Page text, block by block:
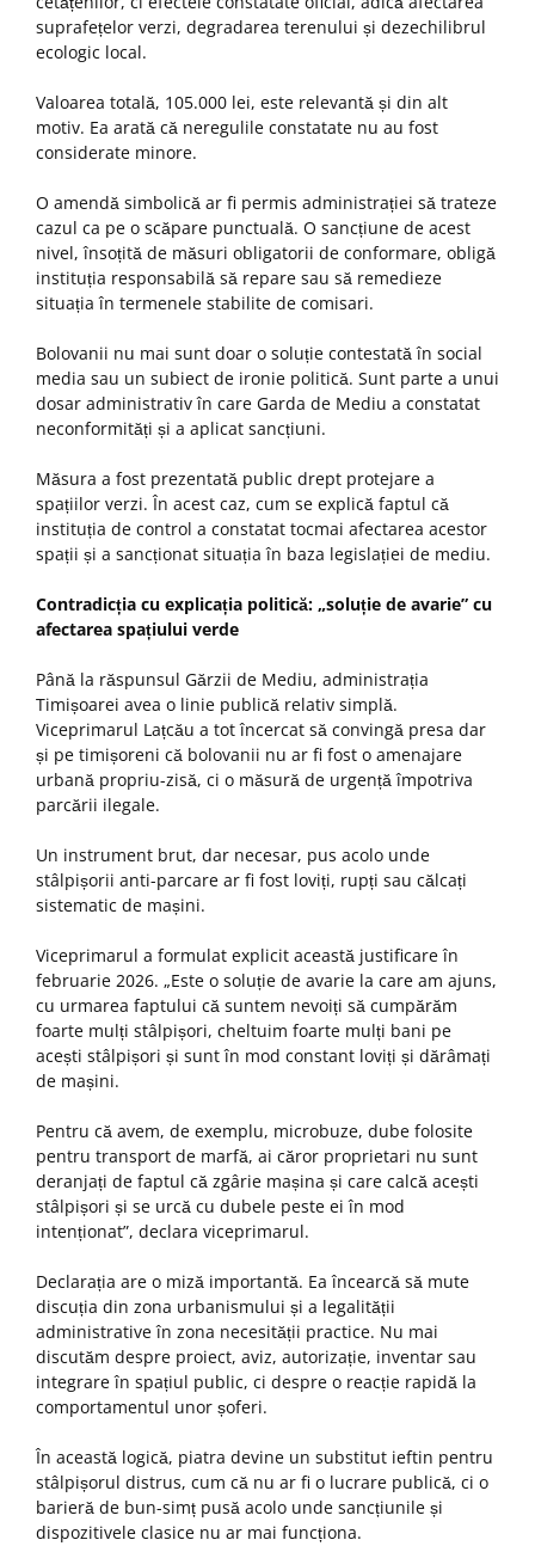
suprafețelor verzi, degradarea terenului și dezechilibrul
ecologic local.
Valoarea totală, 105.000 lei, este relevantă și din alt
motiv. Ea arată că neregulile constatate nu au fost
considerate minore.
O amendă simbolică ar fi permis administrației să trateze
cazul ca pe o scăpare punctuală. O sancțiune de acest
nivel, însoțită de măsuri obligatorii de conformare, obligă
instituția responsabilă să repare sau să remedieze
situația în termenele stabilite de comisari.
Bolovanii nu mai sunt doar o soluție contestată în social
media sau un subiect de ironie politică. Sunt parte a unui
dosar administrativ în care Garda de Mediu a constatat
neconformități și a aplicat sancțiuni.
Măsura a fost prezentată public drept protejare a
spațiilor verzi. În acest caz, cum se explică faptul că
instituția de control a constatat tocmai afectarea acestor
spații și a sancționat situația în baza legislației de mediu.
Contradicția cu explicația politică: „soluție de avarie” cu
afectarea spațiului verde
Până la răspunsul Gărzii de Mediu, administrația
Timișoarei avea o linie publică relativ simplă.
Viceprimarul Lațcău a tot încercat să convingă presa dar
și pe timișoreni că bolovanii nu ar fi fost o amenajare
urbană propriu-zisă, ci o măsură de urgență împotriva
parcării ilegale.
Un instrument brut, dar necesar, pus acolo unde
stâlpișorii anti-parcare ar fi fost loviți, rupți sau călcați
sistematic de mașini.
Viceprimarul a formulat explicit această justificare în
februarie 2026. „Este o soluție de avarie la care am ajuns,
cu urmarea faptului că suntem nevoiți să cumpărăm
foarte mulți stâlpișori, cheltuim foarte mulți bani pe
acești stâlpișori și sunt în mod constant loviți și dărâmați
de mașini.
Pentru că avem, de exemplu, microbuze, dube folosite
pentru transport de marfă, ai căror proprietari nu sunt
deranjați de faptul că zgârie mașina și care calcă acești
stâlpișori și se urcă cu dubele peste ei în mod
intenționat”, declara viceprimarul.
Declarația are o miză importantă. Ea încearcă să mute
discuția din zona urbanismului și a legalității
administrative în zona necesității practice. Nu mai
discutăm despre proiect, aviz, autorizație, inventar sau
integrare în spațiul public, ci despre o reacție rapidă la
comportamentul unor șoferi.
În această logică, piatra devine un substitut ieftin pentru
stâlpișorul distrus, cum că nu ar fi o lucrare publică, ci o
barieră de bun-simț pusă acolo unde sancțiunile și
dispozitivele clasice nu ar mai funcționa.